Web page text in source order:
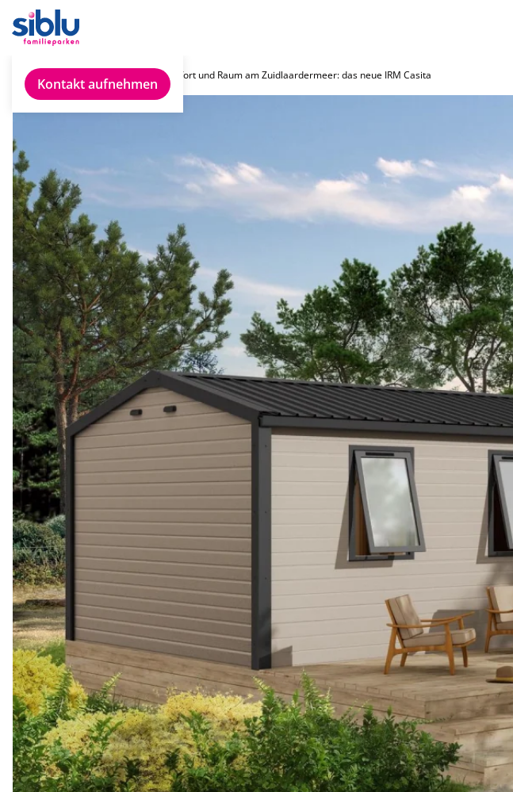
Kontakt aufnehmen
Komfort und Raum am Zuidlaardermeer: das neue IRM Casita